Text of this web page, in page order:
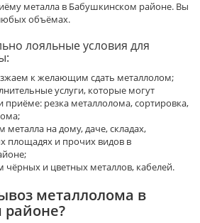
металла в Бабушкинском районе. Вы
объёмах.
лояльные условия для
к желающим сдать металлолом;
услуги, которые могут
приёме: резка металлолома, сортировка,
металла на дому, даче, складах,
площадях и прочих видов в
и цветных металлов, кабелей.
металлолома в